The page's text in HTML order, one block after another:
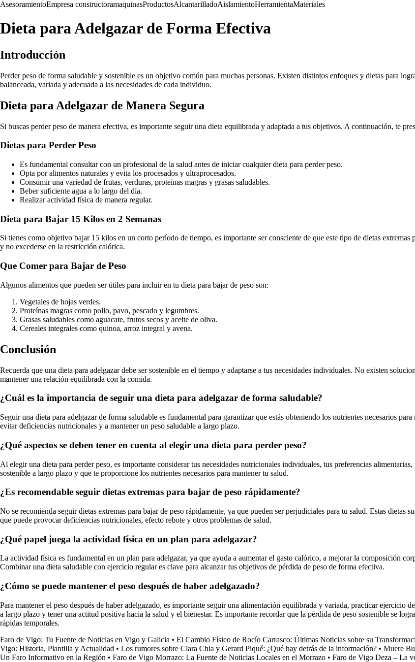
AsesoramientoEmpresa constructoramaquinasProductosAlcantarilladoAislamientoHerramientaMateriales
Dieta para Adelgazar de Forma Efectiva
Introducción
Perder peso de forma saludable y sostenible es un objetivo común para muchas personas. Existen distintos enfoques y dietas para
balanceada, variada y adecuada a las necesidades de cada individuo.
Dieta para Adelgazar de Manera Segura
Si buscas perder peso de manera efectiva, es importante seguir una dieta equilibrada y adaptada a tus objetivos. A continuación, te
Dietas para Perder Peso
Es fundamental consultar con un profesional de la salud antes de iniciar cualquier dieta para perder peso.
Opta por alimentos naturales y evita los procesados y ultraprocesados.
Consumir una variedad de frutas, verduras, proteínas magras y grasas saludables.
Beber suficiente agua a lo largo del día.
Realizar actividad física de manera regular.
Dieta para Bajar 15 Kilos en 2 Semanas
Si tienes como objetivo bajar 15 kilos en un corto período de tiempo, es importante ser consciente de que este tipo de dietas
y no excederse en la restricción calórica.
Que Comer para Bajar de Peso
Algunos alimentos que pueden ser útiles para incluir en tu dieta para bajar de peso son:
Vegetales de hojas verdes.
Proteínas magras como pollo, pavo, pescado y legumbres.
Grasas saludables como aguacate, frutos secos y aceite de oliva.
Cereales integrales como quinoa, arroz integral y avena.
Conclusión
Recuerda que una dieta para adelgazar debe ser sostenible en el tiempo y adaptarse a tus necesidades individuales. No existen
mantener una relación equilibrada con la comida.
¿Cuál es la importancia de seguir una dieta para adelgazar de forma saludable?
Seguir una dieta para adelgazar de forma saludable es fundamental para garantizar que estás obteniendo los nutrientes necesarios
evitar deficiencias nutricionales y a mantener un peso saludable a largo plazo.
¿Qué aspectos se deben tener en cuenta al elegir una dieta para perder peso?
Al elegir una dieta para perder peso, es importante considerar tus necesidades nutricionales individuales, tus preferencias
sostenible a largo plazo y que te proporcione los nutrientes necesarios para mantener tu salud.
¿Es recomendable seguir dietas extremas para bajar de peso rápidamente?
No se recomienda seguir dietas extremas para bajar de peso rápidamente, ya que pueden ser perjudiciales para tu salud. Estas
que puede provocar deficiencias nutricionales, efecto rebote y otros problemas de salud.
¿Qué papel juega la actividad física en un plan para adelgazar?
La actividad física es fundamental en un plan para adelgazar, ya que ayuda a aumentar el gasto calórico, a mejorar la composición
Combinar una dieta saludable con ejercicio regular es clave para alcanzar tus objetivos de pérdida de peso de forma efectiva.
¿Cómo se puede mantener el peso después de haber adelgazado?
Para mantener el peso después de haber adelgazado, es importante seguir una alimentación equilibrada y variada, practicar ejercicio
a largo plazo y tener una actitud positiva hacia la salud y el bienestar. Es importante recordar que la pérdida de peso sostenible se
rápidas temporales.
Faro de Vigo: Tu Fuente de Noticias en Vigo y Galicia • El Cambio Físico de Rocío Carrasco: Últimas Noticias sobre su
Vigo: Historia, Plantilla y Actualidad • Los rumores sobre Clara Chia y Gerard Piqué: ¿Qué hay detrás de la información? • Muere
Un Faro Informativo en la Región • Faro de Vigo Morrazo: La Fuente de Noticias Locales en el Morrazo • Faro de Vigo Deza – La